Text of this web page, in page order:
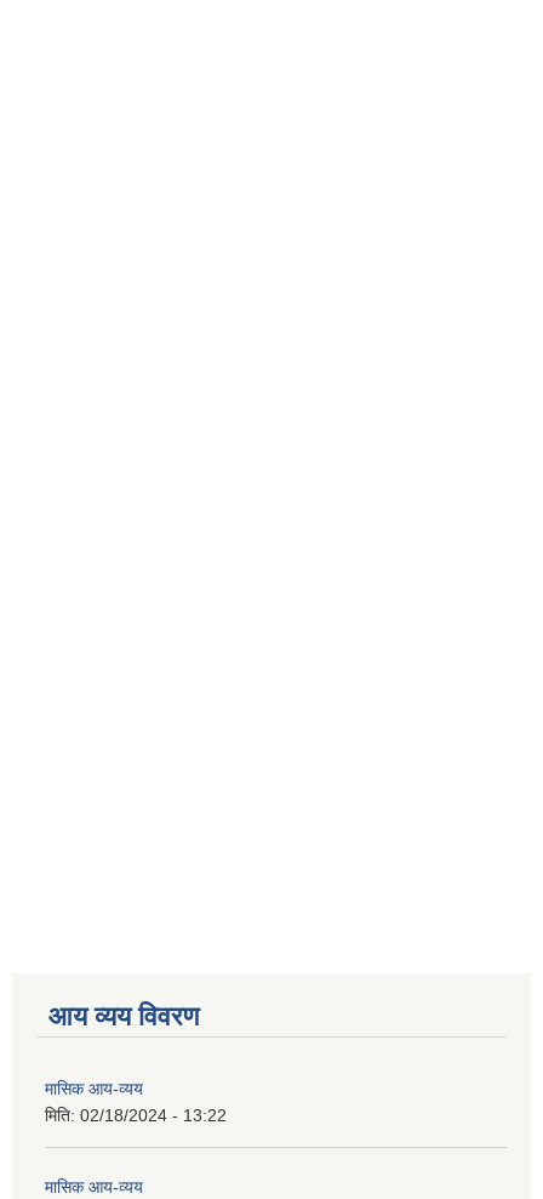
आय व्यय विवरण
मासिक आय-व्यय
मिति: 02/18/2024 - 13:22
मासिक आय-व्यय